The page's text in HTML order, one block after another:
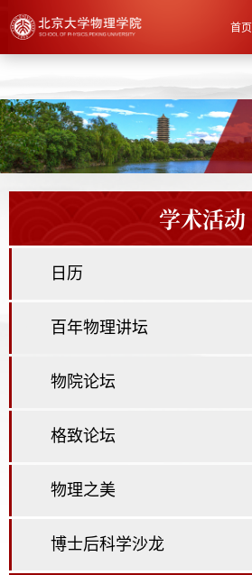
快速导航 首页
学术活动
日历
百年物理讲坛
物院论坛
格致论坛
物理之美
博士后科学沙龙